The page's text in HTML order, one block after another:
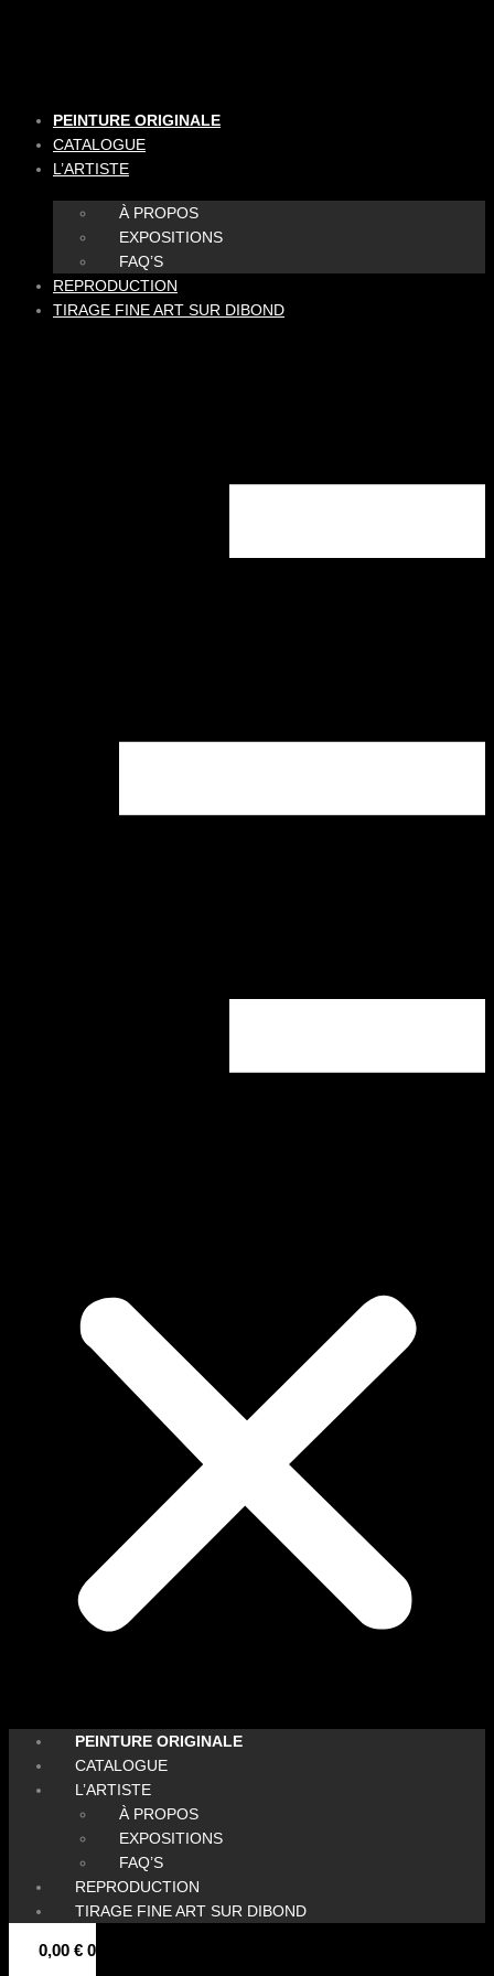
PEINTURE ORIGINALE
CATALOGUE
L’ARTISTE
À PROPOS
EXPOSITIONS
FAQ’S
REPRODUCTION
TIRAGE FINE ART SUR DIBOND
PEINTURE ORIGINALE
CATALOGUE
L’ARTISTE
À PROPOS
EXPOSITIONS
FAQ’S
REPRODUCTION
TIRAGE FINE ART SUR DIBOND
0,00 € 0